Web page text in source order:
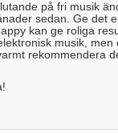
på fri musik
sedan. Ge det
kan ge roliga
musik,
rekommendera